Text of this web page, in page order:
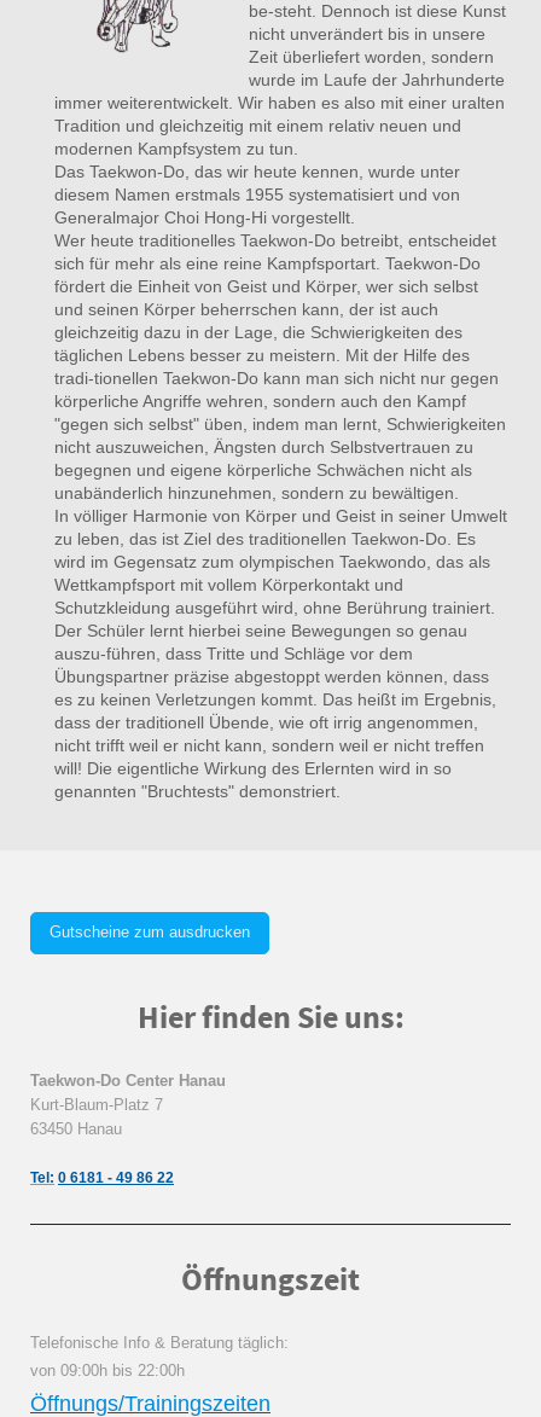
be-steht. Dennoch ist diese Kunst
nicht unverändert bis in unsere
Zeit überliefert worden, sondern
wurde im Laufe der Jahrhunderte
immer weiterentwickelt. Wir haben es also mit einer uralten
Tradition und gleichzeitig mit einem relativ neuen und
modernen Kampfsystem zu tun.
Das Taekwon-Do, das wir heute kennen, wurde unter
diesem Namen erstmals 1955 systematisiert und von
Generalmajor Choi Hong-Hi vorgestellt.
Wer heute traditionelles Taekwon-Do betreibt, entscheidet
sich für mehr als eine reine Kampfsportart. Taekwon-Do
fördert die Einheit von Geist und Körper, wer sich selbst
und seinen Körper beherrschen kann, der ist auch
gleichzeitig dazu in der Lage, die Schwierigkeiten des
täglichen Lebens besser zu meistern. Mit der Hilfe des
tradi-tionellen Taekwon-Do kann man sich nicht nur gegen
körperliche Angriffe wehren, sondern auch den Kampf
"gegen sich selbst" üben, indem man lernt, Schwierigkeiten
nicht auszuweichen, Ängsten durch Selbstvertrauen zu
begegnen und eigene körperliche Schwächen nicht als
unabänderlich hinzunehmen, sondern zu bewältigen.
In völliger Harmonie von Körper und Geist in seiner Umwelt
zu leben, das ist Ziel des traditionellen Taekwon-Do. Es
wird im Gegensatz zum olympischen Taekwondo, das als
Wettkampfsport mit vollem Körperkontakt und
Schutzkleidung ausgeführt wird, ohne Berührung trainiert.
Der Schüler lernt hierbei seine Bewegungen so genau
auszu-führen, dass Tritte und Schläge vor dem
Übungspartner präzise abgestoppt werden können, dass
es zu keinen Verletzungen kommt. Das heißt im Ergebnis,
dass der traditionell Übende, wie oft irrig angenommen,
nicht trifft weil er nicht kann, sondern weil er nicht treffen
will! Die eigentliche Wirkung des Erlernten wird in so
genannten "Bruchtests" demonstriert.
Gutscheine zum ausdrucken
Hier finden Sie uns:
Taekwon-Do Center Hanau
Kurt-Blaum-Platz 7
63450 Hanau
Tel: 0 6181 - 49 86 22
Öffnungszeit
Telefonische Info & Beratung täglich:
von 09:00h bis 22:00h
Öffnungs/Trainingszeiten